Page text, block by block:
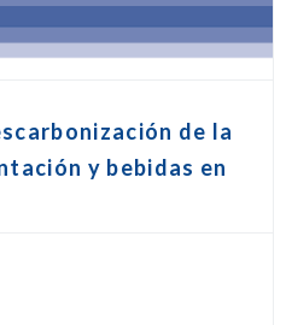
de la
y bebidas en